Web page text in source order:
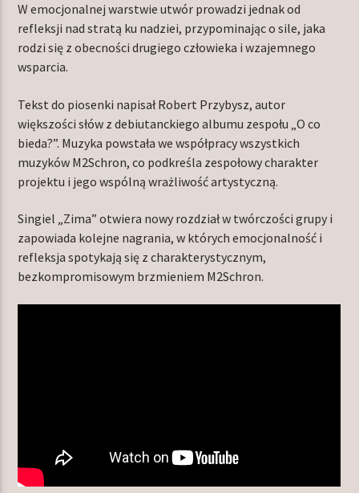
W emocjonalnej warstwie utwór prowadzi jednak od
refleksji nad stratą ku nadziei, przypominając o sile, jaka
rodzi się z obecności drugiego człowieka i wzajemnego
wsparcia.
Tekst do piosenki napisał Robert Przybysz, autor
większości słów z debiutanckiego albumu zespołu „O co
bieda?”. Muzyka powstała we współpracy wszystkich
muzyków M2Schron, co podkreśla zespołowy charakter
projektu i jego wspólną wrażliwość artystyczną.
Singiel „Zima” otwiera nowy rozdział w twórczości grupy i
zapowiada kolejne nagrania, w których emocjonalność i
refleksja spotykają się z charakterystycznym,
bezkompromisowym brzmieniem M2Schron.